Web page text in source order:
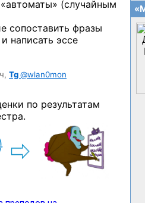
(случайным
сопоставить фразы
написать эссе
Tg@wlan0mon
по результатам